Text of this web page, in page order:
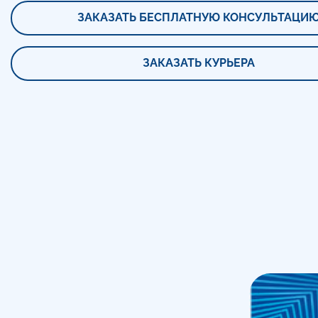
ЗАКАЗАТЬ БЕСПЛАТНУЮ
ЗАКАЗАТЬ КУРЬЕРА